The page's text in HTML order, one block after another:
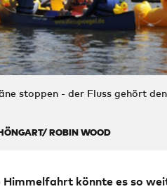
stoppen - der Fluss gehört
ROBIN WOOD
Himmelfahrt könnte es so